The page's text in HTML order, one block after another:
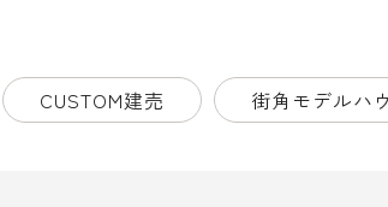
CUSTOM建売 街角モデルハ